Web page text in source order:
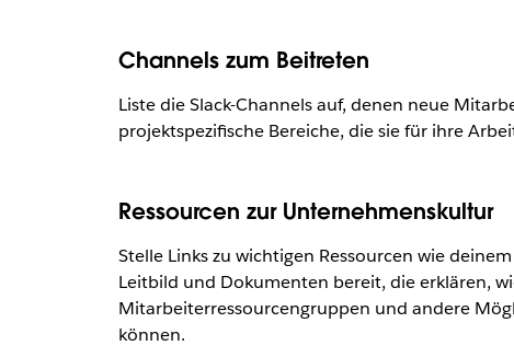
Channels zum Beitreten
Liste die Slack-Channels auf, denen neue
projektspezifische Bereiche, die sie für ihre
Ressourcen zur Unternehmenskultur
Stelle Links zu wichtigen Ressourcen wie
Leitbild und Dokumenten bereit, die erklären,
Mitarbeiterressourcengruppen und andere
können.